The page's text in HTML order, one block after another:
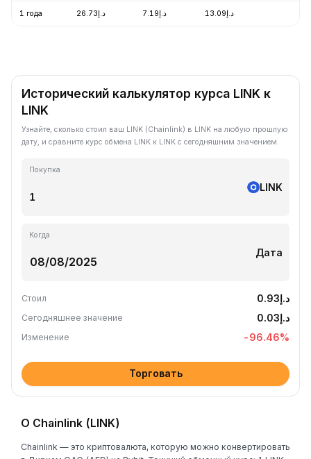
1 года د.إ26.73 د.إ7.19 د.إ13.09
Исторический калькулятор курса LINK к
LINK
Узнайте, сколько стоил ваш LINK (Chainlink) в LINK на любую прошлую
дату, и сравните курс обмена LINK к LINK с сегодняшним значением.
Покупка
LINK
Когда
Дата
Стоил د.إ0.93
Сегодняшнее значение د.إ0.03
Изменение -96.46%
Торговать
О Chainlink (LINK)
Chainlink — это криптовалюта, которую можно конвертировать